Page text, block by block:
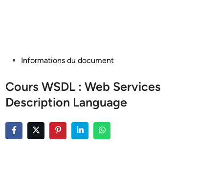
PostedInformations du document
Cours WSDL : Web Services
Description Language